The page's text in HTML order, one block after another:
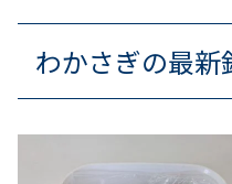
わかさぎの最新